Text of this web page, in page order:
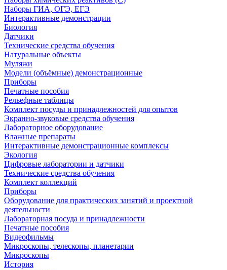
Наборы ГИА, ОГЭ, ЕГЭ
Интерактивные демонстрации
Биология
Датчики
Технические средства обучения
Натуральные объекты
Муляжи
Модели (объёмные) демонстрационные
Приборы
Печатные пособия
Рельефные таблицы
Комплект посуды и принадлежностей для опытов
Экранно-звуковые средства обучения
Лабораторное оборудование
Влажные препараты
Интерактивные демонстрационные комплексы
Экология
Цифровые лаборатории и датчики
Технические средства обучения
Комплект коллекций
Приборы
Оборудование для практических занятий и проектной
деятельности
Лабораторная посуда и принадлежности
Печатные пособия
Видеофильмы
Микроскопы, телескопы, планетарии
Микроскопы
История